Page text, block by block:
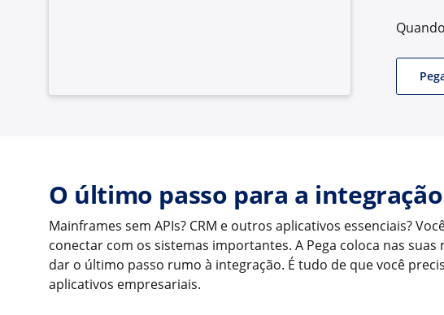
O último passo para a integração
Mainframes sem APIs? CRM e outros aplicativos essenciais?
conectar com os sistemas importantes. A Pega coloca nas
dar o último passo rumo à integração. É tudo de que você
aplicativos empresariais.